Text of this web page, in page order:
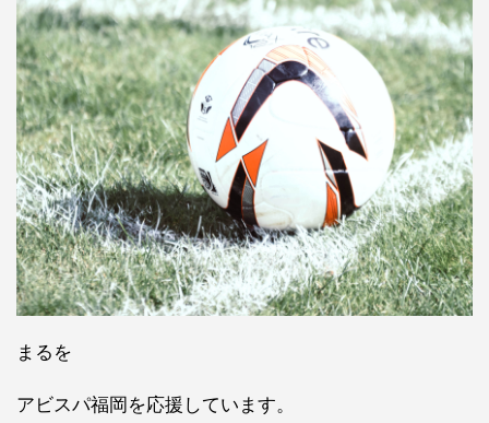
まるを
アビスパ福岡を応援しています。